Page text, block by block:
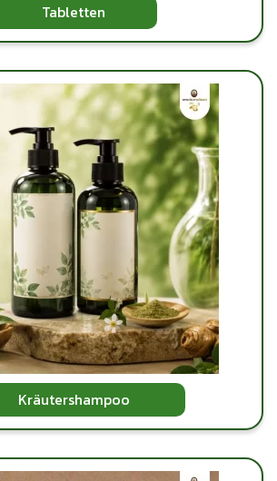
Tabletten
Kräutershampoo